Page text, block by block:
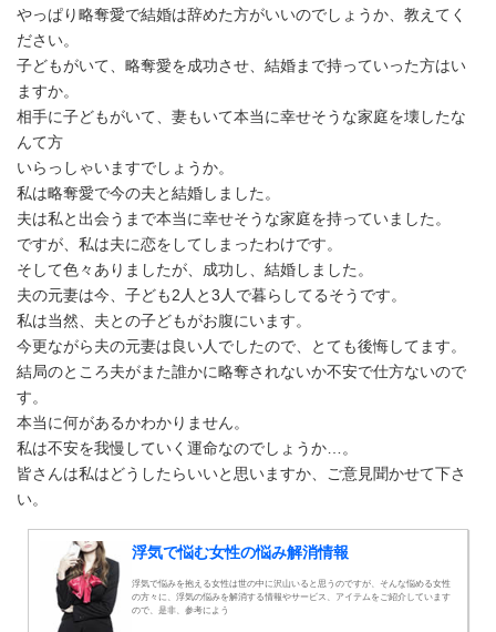
やっぱり略奪愛で結婚は辞めた方がいいのでしょうか、教えてく
ださい。
子どもがいて、略奪愛を成功させ、結婚まで持っていった方はい
ますか。
相手に子どもがいて、妻もいて本当に幸せそうな家庭を壊したな
んて方
いらっしゃいますでしょうか。
私は略奪愛で今の夫と結婚しました。
夫は私と出会うまで本当に幸せそうな家庭を持っていました。
ですが、私は夫に恋をしてしまったわけです。
そして色々ありましたが、成功し、結婚しました。
夫の元妻は今、子ども2人と3人で暮らしてるそうです。
私は当然、夫との子どもがお腹にいます。
今更ながら夫の元妻は良い人でしたので、とても後悔してます。
結局のところ夫がまた誰かに略奪されないか不安で仕方ないので
す。
本当に何があるかわかりません。
私は不安を我慢していく運命なのでしょうか…。
皆さんは私はどうしたらいいと思いますか、ご意見聞かせて下さ
い。
浮気で悩む女性の悩み解消情報
浮気で悩みを抱える女性は世の中に沢山いると思うのですが、そんな悩める女性
の方々に、浮気の悩みを解消する情報やサービス、アイテムをご紹介しています
ので、是非、参考によう